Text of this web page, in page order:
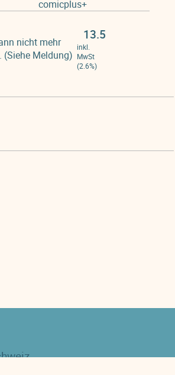
comicplus+
nicht mehr
(Siehe Meldung)
13.5
inkl.
MwSt
(2.6%)